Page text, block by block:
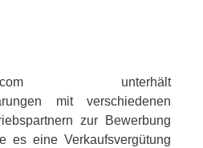
unterhält
mit verschiedenen
zur Bewerbung
es eine Verkaufsvergütung